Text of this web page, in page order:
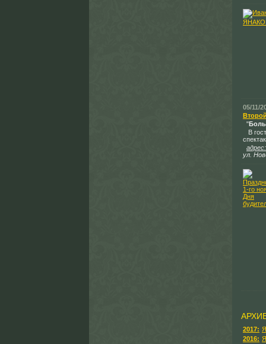
05/11/
"
В
адрес:
ул.
2017:
2016: